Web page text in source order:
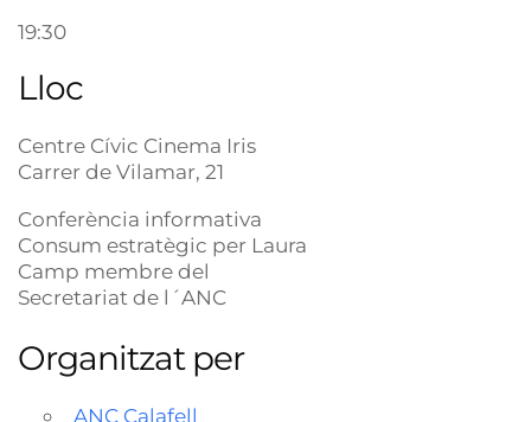
19:30
Lloc
Centre Cívic Cinema Iris
Carrer de Vilamar, 21
Conferència informativa
Consum estratègic per Laura
Camp membre del
Secretariat de l´ANC
Organitzat per
ANC Calafell